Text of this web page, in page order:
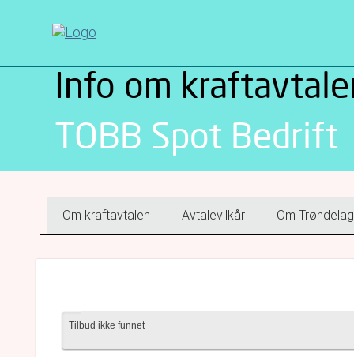
Info om
TOBB Spot Bedrift
Om kraftavtalen Avtalevilkår Om
Tilbud ikke funnet